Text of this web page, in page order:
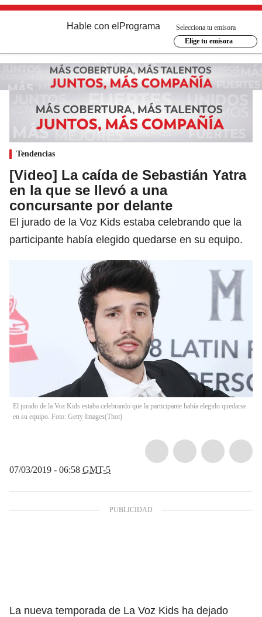
Hable con el Programa
Selecciona tu emisora
Elige tu emisora
Tendencias
[Video] La caída de Sebastián Yatra
en la que se llevó a una
concursante por delante
El jurado de la Voz Kids estaba celebrando que la
participante había elegido quedarse en su equipo.
El jurado de la Voz Kids estaba celebrando que la participante había elegido quedarse
en su equipo. Foto: Getty Images(Thot)
07/03/2019 - 06:58 GMT-5
La nueva temporada de La Voz Kids ha dejado